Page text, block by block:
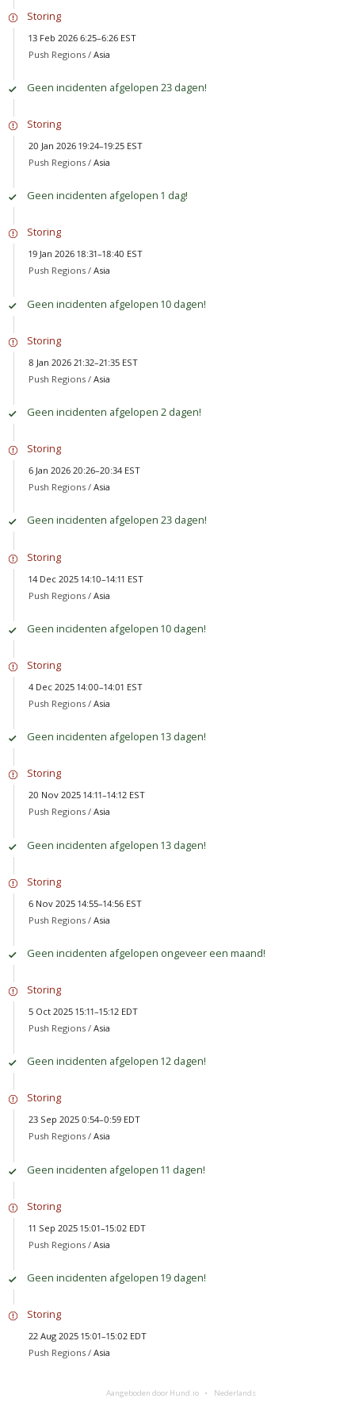
Storing
13 Feb 2026 6:25–6:26 EST
Push Regions / Asia
Geen incidenten afgelopen 23 dagen!
Storing
20 Jan 2026 19:24–19:25 EST
Push Regions / Asia
Geen incidenten afgelopen 1 dag!
Storing
19 Jan 2026 18:31–18:40 EST
Push Regions / Asia
Geen incidenten afgelopen 10 dagen!
Storing
8 Jan 2026 21:32–21:35 EST
Push Regions / Asia
Geen incidenten afgelopen 2 dagen!
Storing
6 Jan 2026 20:26–20:34 EST
Push Regions / Asia
Geen incidenten afgelopen 23 dagen!
Storing
14 Dec 2025 14:10–14:11 EST
Push Regions / Asia
Geen incidenten afgelopen 10 dagen!
Storing
4 Dec 2025 14:00–14:01 EST
Push Regions / Asia
Geen incidenten afgelopen 13 dagen!
Storing
20 Nov 2025 14:11–14:12 EST
Push Regions / Asia
Geen incidenten afgelopen 13 dagen!
Storing
6 Nov 2025 14:55–14:56 EST
Push Regions / Asia
Geen incidenten afgelopen ongeveer een maand!
Storing
5 Oct 2025 15:11–15:12 EDT
Push Regions / Asia
Geen incidenten afgelopen 12 dagen!
Storing
23 Sep 2025 0:54–0:59 EDT
Push Regions / Asia
Geen incidenten afgelopen 11 dagen!
Storing
11 Sep 2025 15:01–15:02 EDT
Push Regions / Asia
Geen incidenten afgelopen 19 dagen!
Storing
22 Aug 2025 15:01–15:02 EDT
Push Regions / Asia
Aangeboden door Hund.io Nederlands